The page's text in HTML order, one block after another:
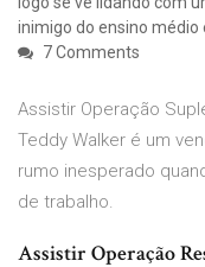
inimigo do ensino médio
7 Comments
Assistir Operação
Teddy Walker é um
rumo inesperado
de trabalho.
Assistir Operação